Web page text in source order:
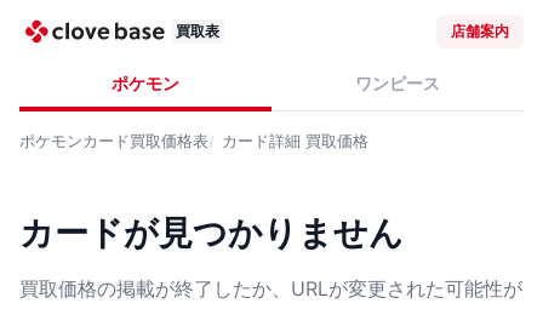
買取表 店舗案内
ポケモン ワンピース
ポケモンカード買取価格表 カード詳細 買取価格
カードが見つかりません
買取価格の掲載が終了したか、URLが変更された可能性が